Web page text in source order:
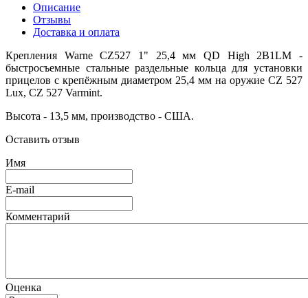
Описание
Отзывы
Доставка и оплата
Крепления Warne CZ527 1" 25,4 мм QD High 2B1LM -
быстросъемные стальные раздельные кольца для установки
прицелов с крепёжным диаметром 25,4 мм на оружие CZ 527
Lux, CZ 527 Varmint.
Высота - 13,5 мм, производство - США.
Оставить отзыв
Имя
E-mail
Комментарий
Оценка